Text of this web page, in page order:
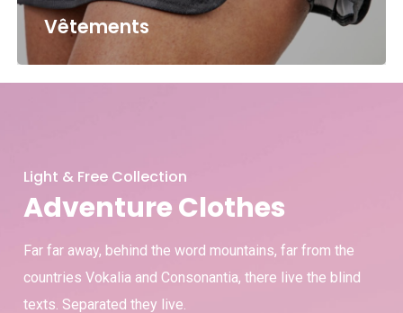
Vêtements
Light & Free Collection
Adventure Clothes
Far far away, behind the word mountains, far from the
countries Vokalia and Consonantia, there live the blind
texts. Separated they live.